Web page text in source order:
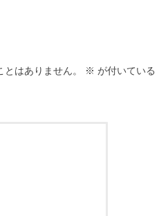
はありません。 ※ が付いている